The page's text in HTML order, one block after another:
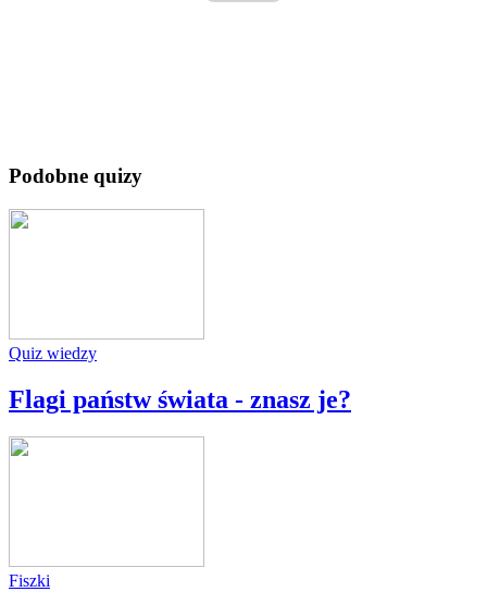
Podobne quizy
Quiz wiedzy
Flagi państw świata - znasz je?
Fiszki